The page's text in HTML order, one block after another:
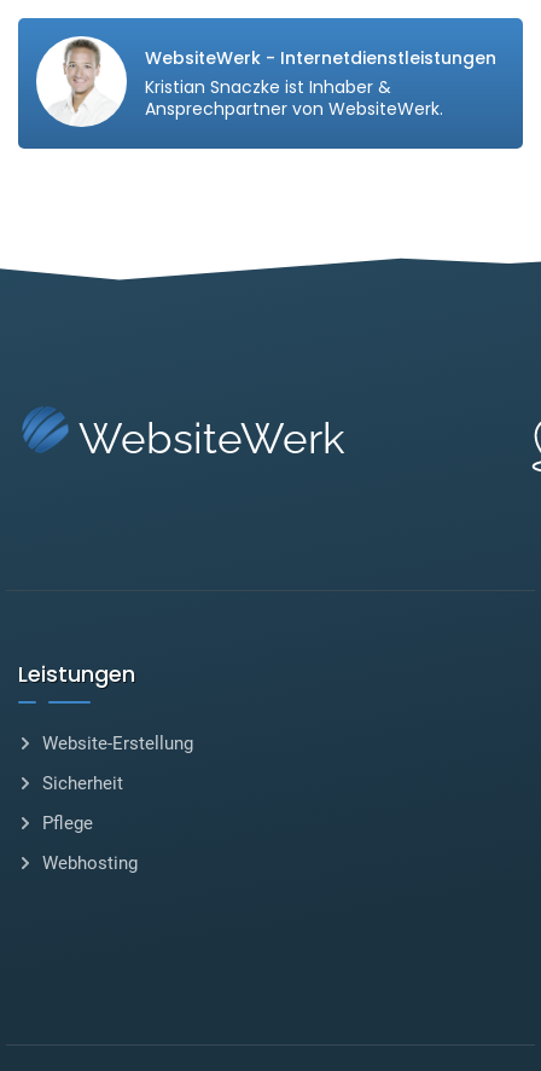
WebsiteWerk - Internetdienstleistungen
Kristian Snaczke ist Inhaber &
Ansprechpartner von WebsiteWerk.
WebsiteWerk
Leistungen
Website-Erstellung
Sicherheit
Pflege
Webhosting